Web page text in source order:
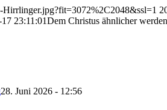
23:11:01Dem Christus ähnlicher
28. Juni 2026 - 12:56